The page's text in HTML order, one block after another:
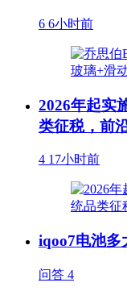
6 6小时前
2026年起实
类征税，前
4 17小时前
iqoo7电池多
问答 4